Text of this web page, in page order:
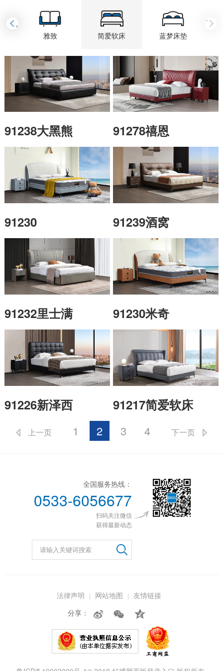
雅致 简爱软床 蓝梦床垫
‹ ›
91238大黑熊 91278禧恩
91230 91239酒窝
91232里士满 91230米奇
91226新泽西 91217简爱软床
上一页 1 2 3 4 下一页
全国服务热线：
0533-6056677
扫码关注微信
获得最新动态
法律声明 网站地图
友情链接
分享：